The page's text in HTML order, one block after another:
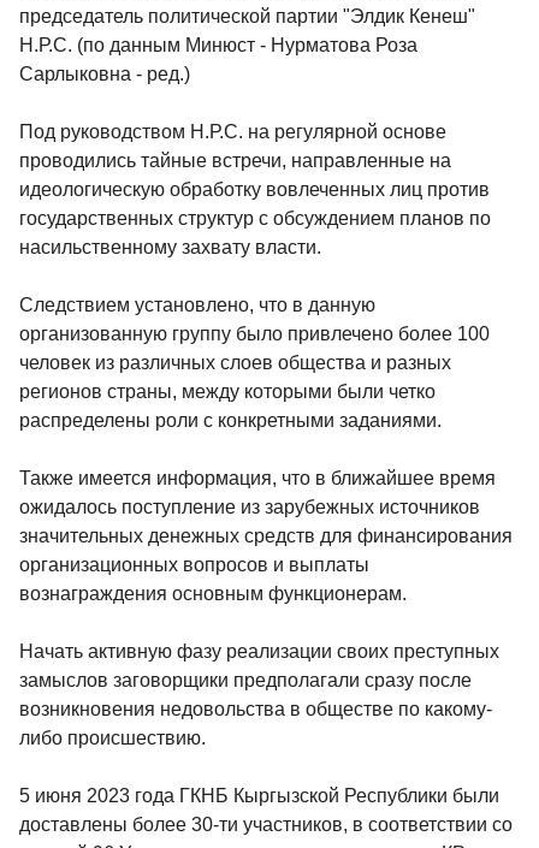
председатель политической партии "Элдик Кенеш"
Н.Р.С. (по данным Минюст - Нурматова Роза
Сарлыковна - ред.)
Под руководством Н.Р.С. на регулярной основе
проводились тайные встречи, направленные на
идеологическую обработку вовлеченных лиц против
государственных структур с обсуждением планов по
насильственному захвату власти.
Следствием установлено, что в данную
организованную группу было привлечено более 100
человек из различных слоев общества и разных
регионов страны, между которыми были четко
распределены роли с конкретными заданиями.
Также имеется информация, что в ближайшее время
ожидалось поступление из зарубежных источников
значительных денежных средств для финансирования
организационных вопросов и выплаты
вознаграждения основным функционерам.
Начать активную фазу реализации своих преступных
замыслов заговорщики предполагали сразу после
возникновения недовольства в обществе по какому-
либо происшествию.
5 июня 2023 года ГКНБ Кыргызской Республики были
доставлены более 30-ти участников, в соответствии со